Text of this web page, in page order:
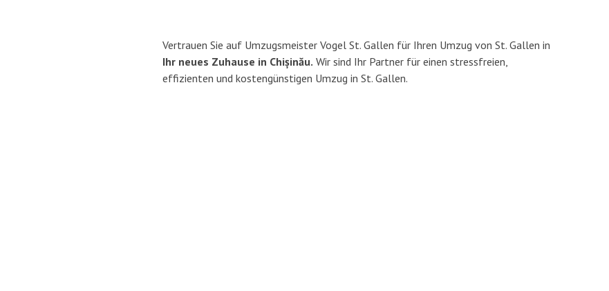
Vertrauen Sie auf Umzugsmeister Vogel St. Gallen für Ihren Umzug von St. Gallen in
Ihr neues Zuhause in Chișinău. Wir sind Ihr Partner für einen stressfreien,
effizienten und kostengünstigen Umzug in St. Gallen.